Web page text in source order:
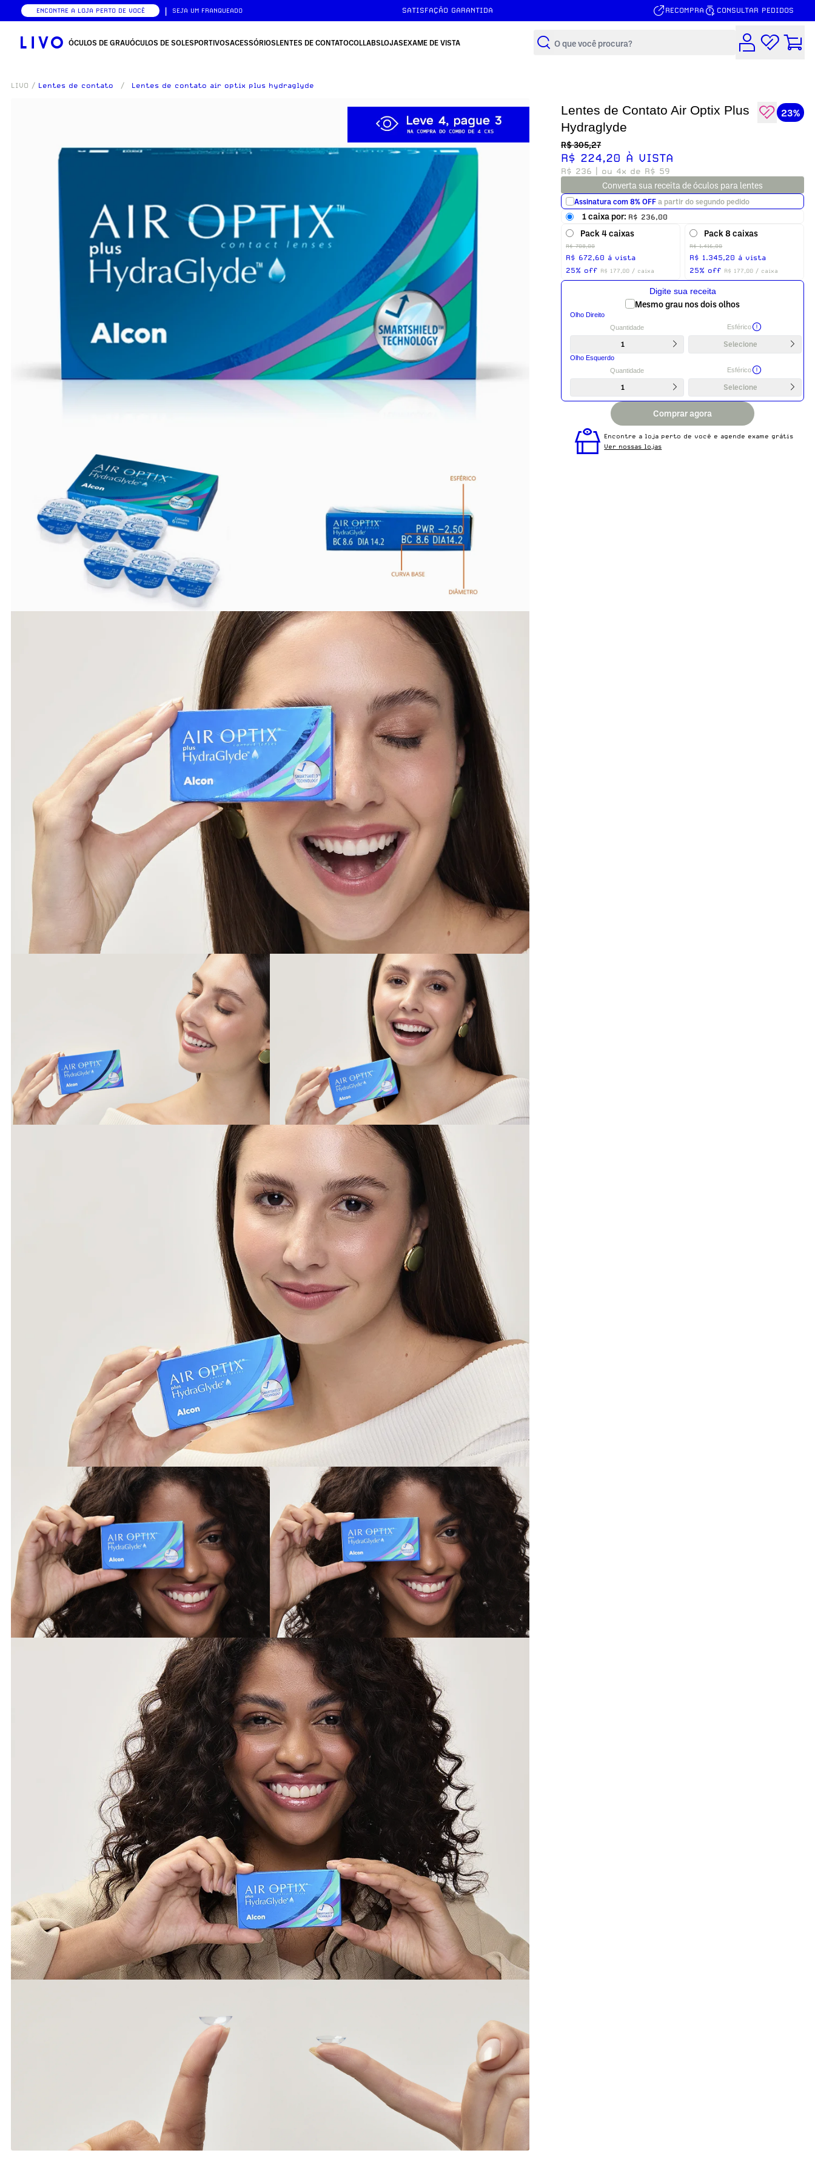
ENCONTRE A LOJA PERTO DE VOCÊ | SEJA UM FRANQUEADO FRETE GRÁTIS ACIMA DE R$149
SATISFAÇÃO GARANTIDA
RECOMPRA CONSULTAR PEDIDOS
ÓCULOS DE GRAUÓCULOS DE SOLESPORTIVOSACESSÓRIOSLENTES DE CONTATOCOLLABSLOJASEXAME DE VISTA
Buscar
LIVO / Lentes de contato / Lentes de contato air optix plus hydraglyde
Lentes de Contato Air Optix Plus
Hydraglyde
23%
R$ 305,27
R$ 224,20 À VISTA
R$ 236 | ou 4x de R$ 59
Converta sua receita de óculos para lentes
Assinatura com 8% OFFa partir do segundo pedido
Frequência
Inicia:
Próximo pagamento:
6 de Setembro, 2026
1 caixa por: R$ 236,00
Pack 4 caixas
R$ 708,00
R$ 672,60 á vista
25% off R$ 177,00 / caixa
Pack 8 caixas
R$ 1.416,00
R$ 1.345,20 á vista
25% off R$ 177,00 / caixa
Digite sua receita
Mesmo grau nos dois olhos
Olho Direito
Quantidade
1
Esférico
Selecione
Olho Esquerdo
Quantidade
1
Esférico
Selecione
Comprar agora
Encontre a loja perto de você e agende exame grátis
Ver nossas lojas